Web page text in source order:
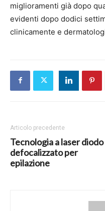
miglioramenti già dopo
evidenti dopo dodici
clinicamente e
Articolo precedente
Tecnologia a laser diodo
defocalizzato per
epilazione